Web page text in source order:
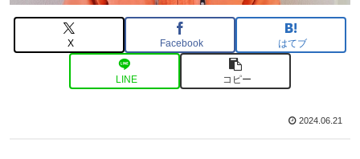
X Facebook はてブ
LINE コピー
2024.06.21